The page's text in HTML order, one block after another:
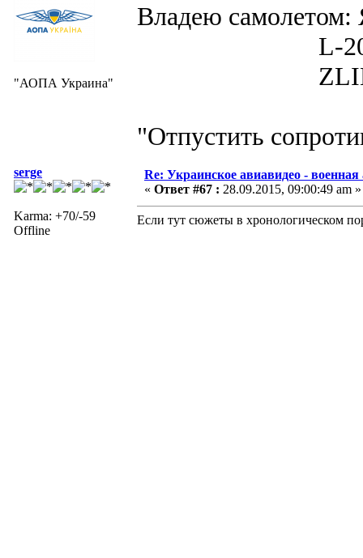
"АОПА Украина"
Владею
L-200D
ZLIN 526
"Отпустить
serge
Karma: +70/-59
Offline
Re: Украинское авиавидео -
« Ответ #67 : 28.09.2015, 09:00:49 am »
Если тут сюжеты в хронологическом